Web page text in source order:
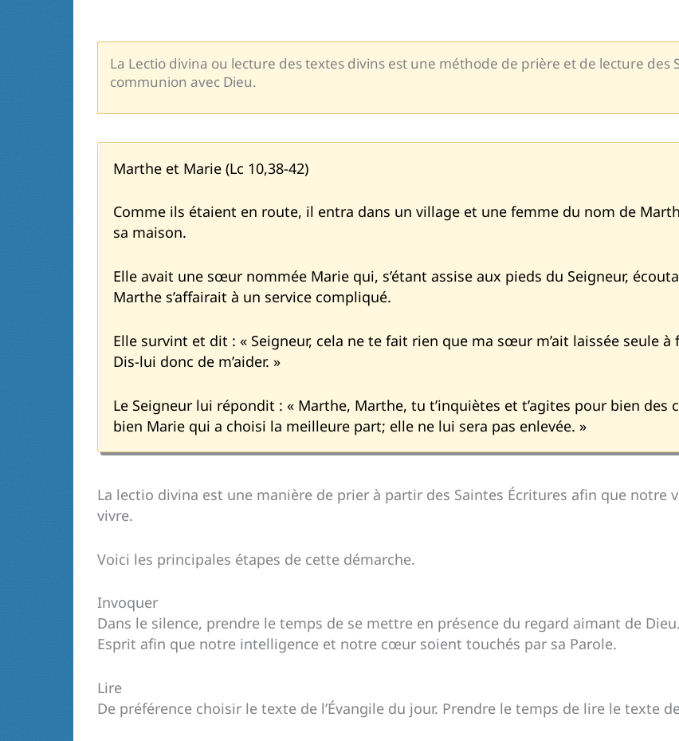
La Lectio divina ou lecture des textes divins est une méthode de prière et de lecture des
communion avec Dieu.
Marthe et Marie (Lc 10,38-42)
Comme ils étaient en route, il entra dans un village et une femme du nom de
sa maison.
Elle avait une sœur nommée Marie qui, s’étant assise aux pieds du Seigneur,
Marthe s’affairait à un service compliqué.
Elle survint et dit : « Seigneur, cela ne te fait rien que ma sœur m’ait laissée seule à
Dis-lui donc de m’aider. »
Le Seigneur lui répondit : « Marthe, Marthe, tu t’inquiètes et t’agites pour bien des
bien Marie qui a choisi la meilleure part; elle ne lui sera pas enlevée. »
La lectio divina est une manière de prier à partir des Saintes Écritures afin que notre
vivre.
Voici les principales étapes de cette démarche.
Invoquer
Dans le silence, prendre le temps de se mettre en présence du regard aimant de
Esprit afin que notre intelligence et notre cœur soient touchés par sa Parole.
Lire
De préférence choisir le texte de l’Évangile du jour. Prendre le temps de lire le texte